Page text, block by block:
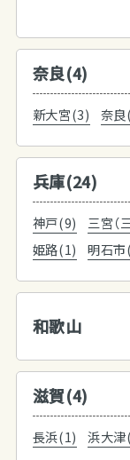
奈良(4)
新大宮(3) 奈
兵庫(24)
神戸(9) 三宮（
姫路(1)
明石
和歌山
滋賀(4)
長浜(1) 浜大